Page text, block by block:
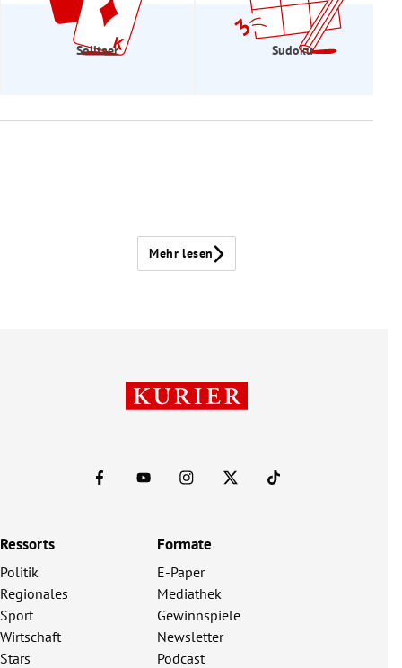
Solitaer Sudoku
Mehr lesen
Ressorts
Politik
Regionales
Sport
Wirtschaft
Stars
Formate
E-Paper
Mediathek
Gewinnspiele
Newsletter
Podcast